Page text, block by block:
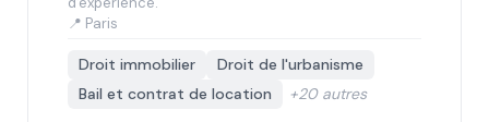
📍 Paris
Droit immobilier
Droit de l'urbanisme
Bail et contrat de location
+20 autres